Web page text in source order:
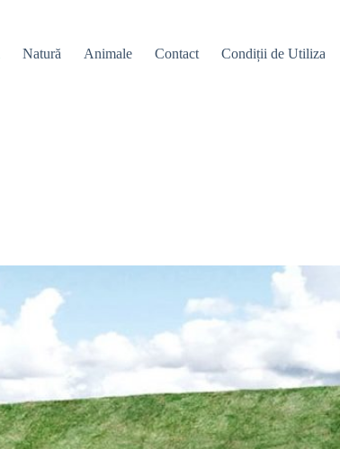
Natură Animale Contact Condiții de Utilizare